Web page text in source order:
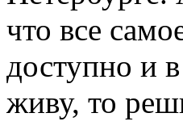
что все
доступно и
живу, то